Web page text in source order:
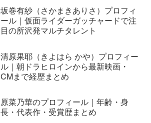
坂巻有紗（さかまきありさ）プロフィ
ール｜仮面ライダーガッチャードで注
目の所沢発マルチタレント
清原果耶（きよはら かや）プロフィー
ル｜朝ドラヒロインから最新映画・
CMまで経歴まとめ
原菜乃華のプロフィール｜年齢・身
長・代表作・受賞歴まとめ